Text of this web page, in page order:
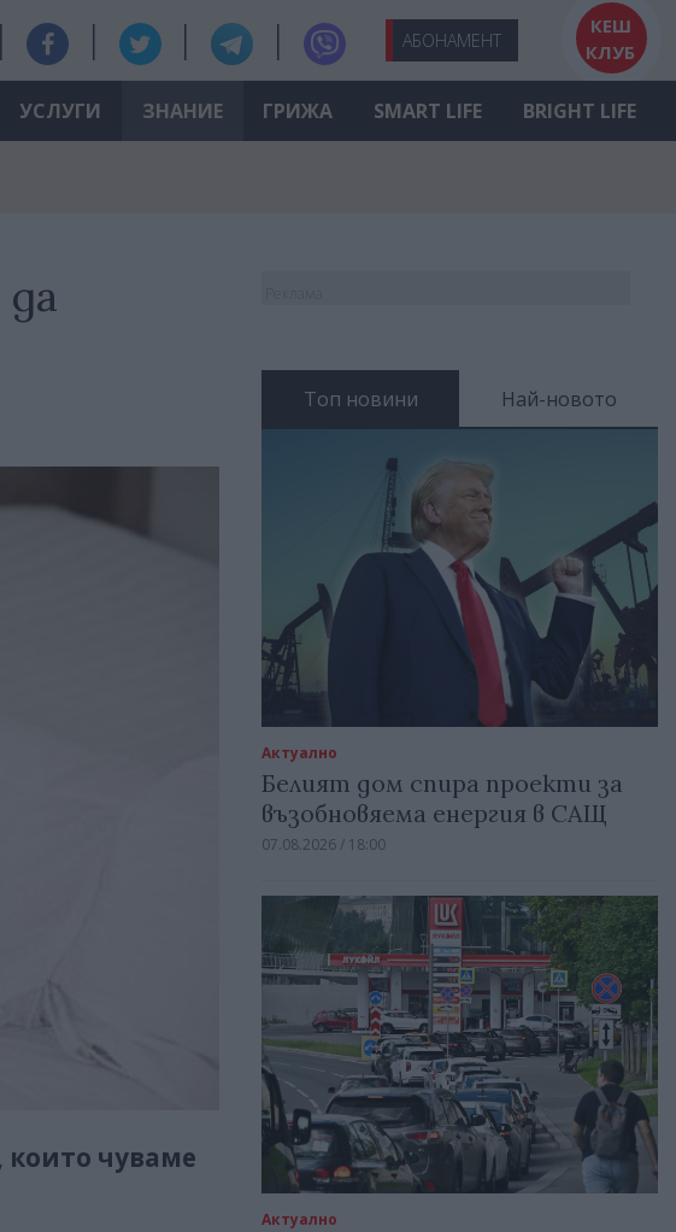
АБОНАМЕНТ
КЕШ
КЛУБ
УСЛУГИ ЗНАНИЕ ГРИЖА SMART LIFE BRIGHT LIFE
които чуваме
Топ новини Най-новото
Актуално
Белият дом спира проекти за
възобновяема енергия в САЩ
07.08.2026 / 18:00
Актуално